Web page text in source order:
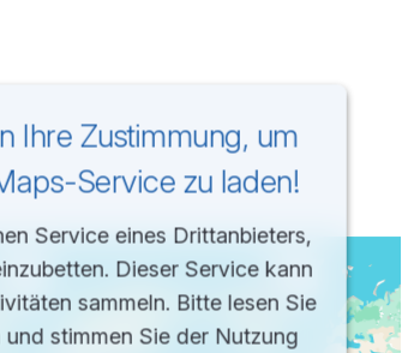
Ihre Zustimmung, um
Service zu laden!
Service eines Drittanbieters,
Dieser Service kann
sammeln. Bitte lesen Sie
stimmen Sie der Nutzung